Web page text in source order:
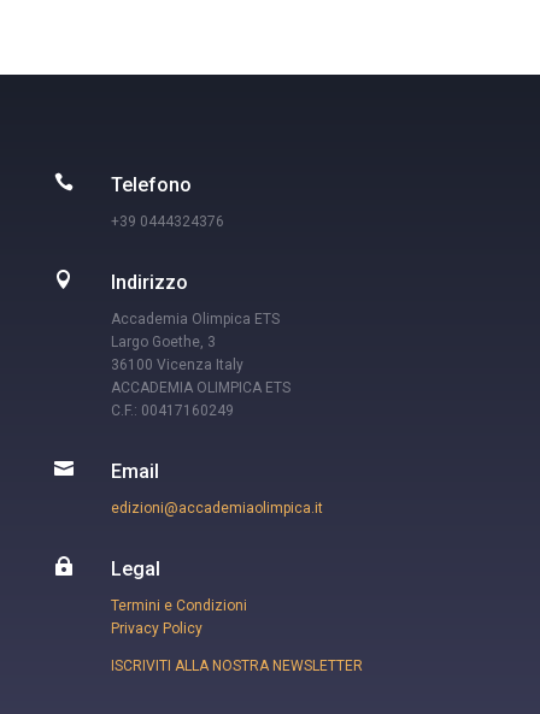
 Telefono
+39 0444324376
 Indirizzo
Accademia Olimpica ETS
Largo Goethe, 3
36100 Vicenza Italy
ACCADEMIA OLIMPICA ETS
C.F.: 00417160249
 Email
edizioni@accademiaolimpica.it
 Legal
Termini e Condizioni
Privacy Policy
ISCRIVITI ALLA NOSTRA NEWSLETTER